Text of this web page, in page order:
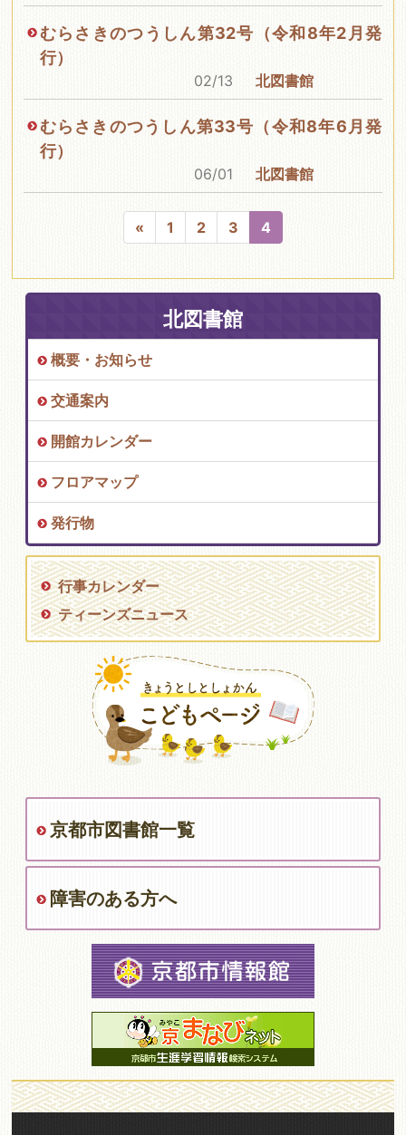
むらさきのつうしん第32号（令和8年2月発
行）
02/13 北図書館
むらさきのつうしん第33号（令和8年6月発
行）
06/01 北図書館
« 1 2 3 4
北図書館
概要・お知らせ
交通案内
開館カレンダー
フロアマップ
発行物
行事カレンダー
ティーンズニュース
京都市図書館一覧
障害のある方へ